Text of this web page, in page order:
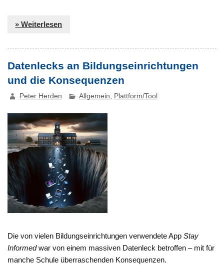
» Weiterlesen
Datenlecks an Bildungseinrichtungen
und die Konsequenzen
Peter Herden Allgemein Plattform/Tool
Die von vielen Bildungseinrichtungen verwendete AppStay
Informedwar von einem massiven Datenleck betroffen – mit für
manche Schule überraschenden Konsequenzen.